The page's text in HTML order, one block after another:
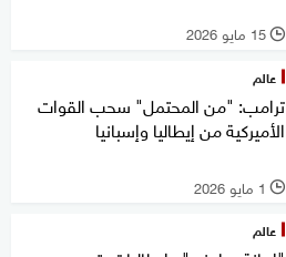
l 15 مايو 2026
عالم
ترامب: "من المحتمل" سحب القوات
الأميركية من إيطاليا وإسبانيا
l 1 مايو 2026
عالم